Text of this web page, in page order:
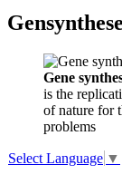
Gene
is the
of nature for
problems
Select Language ▼